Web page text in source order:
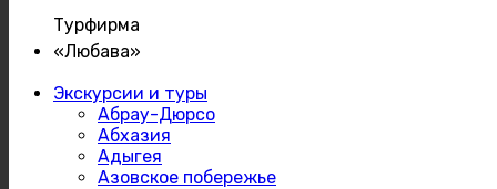
Турфирма
«Любава»
Экскурсии и туры
Абрау-Дюрсо
Абхазия
Адыгея
Азовское побережье